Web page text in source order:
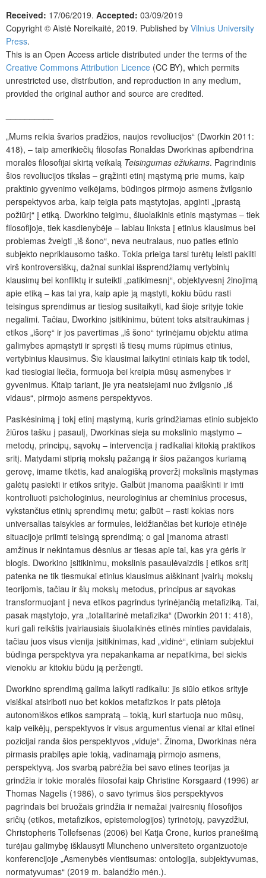
Received: 17/06/2019. Accepted: 03/09/2019
Copyright © Aistė Noreikaitė, 2019. Published by Vilnius University
Press.
This is an Open Access article distributed under the terms of the
Creative Commons Attribution Licence (CC BY), which permits
unrestricted use, distribution, and reproduction in any medium,
provided the original author and source are credited.
„Mums reikia švarios pradžios, naujos revoliucijos“ (Dworkin 2011:
418), – taip amerikiečių filosofas Ronaldas Dworkinas apibendrina
moralės filosofijai skirtą veikalą Teisingumas ežiukams. Pagrindinis
šios revoliucijos tikslas – grąžinti etinį mąstymą prie mums, kaip
praktinio gyvenimo veikėjams, būdingos pirmojo asmens žvilgsnio
perspektyvos arba, kaip teigia pats mąstytojas, apginti „įprastą
požiūrį“ į etiką. Dworkino teigimu, šiuolaikinis etinis mąstymas – tiek
filosofijoje, tiek kasdienybėje – labiau linksta į etinius klausimus bei
problemas žvelgti „iš šono“, neva neutralaus, nuo paties etinio
subjekto nepriklausomo taško. Tokia prieiga tarsi turėtų leisti pakilti
virš kontroversiškų, dažnai sunkiai išsprendžiamų vertybinių
klausimų bei konfliktų ir suteikti „patikimesnį“, objektyvesnį žinojimą
apie etiką – kas tai yra, kaip apie ją mąstyti, kokiu būdu rasti
teisingus sprendimus ar tiesiog susitaikyti, kad šioje srityje tokie
negalimi. Tačiau, Dworkino įsitikinimu, būtent toks atsitraukimas į
etikos „išorę“ ir jos pavertimas „iš šono“ tyrinėjamu objektu atima
galimybes apmąstyti ir spręsti iš tiesų mums rūpimus etinius,
vertybinius klausimus. Šie klausimai laikytini etiniais kaip tik todėl,
kad tiesiogiai liečia, formuoja bei kreipia mūsų asmenybes ir
gyvenimus. Kitaip tariant, jie yra neatsiejami nuo žvilgsnio „iš
vidaus“, pirmojo asmens perspektyvos.
Pasikėsinimą į tokį etinį mąstymą, kuris grindžiamas etinio subjekto
žiūros tašku į pasaulį, Dworkinas sieja su mokslinio mąstymo –
metodų, principų, sąvokų – intervencija į radikaliai kitokią praktikos
sritį. Matydami stiprią mokslų pažangą ir šios pažangos kuriamą
gerovę, imame tikėtis, kad analogišką proveržį mokslinis mąstymas
galėtų pasiekti ir etikos srityje. Galbūt įmanoma paaiškinti ir imti
kontroliuoti psichologinius, neurologinius ar cheminius procesus,
vykstančius etinių sprendimų metu; galbūt – rasti kokias nors
universalias taisykles ar formules, leidžiančias bet kurioje etinėje
situacijoje priimti teisingą sprendimą; o gal įmanoma atrasti
amžinus ir nekintamus dėsnius ar tiesas apie tai, kas yra gėris ir
blogis. Dworkino įsitikinimu, mokslinis pasaulėvaizdis į etikos sritį
patenka ne tik tiesmukai etinius klausimus aiškinant įvairių mokslų
teorijomis, tačiau ir šių mokslų metodus, principus ar sąvokas
transformuojant į neva etikos pagrindus tyrinėjančią metafiziką. Tai,
pasak mąstytojo, yra „totalitarinė metafizika“ (Dworkin 2011: 418),
kuri gali reikštis įvairiausiais šiuolaikinės etinės minties pavidalais,
tačiau juos visus vienija įsitikinimas, kad „vidinė“, etiniam subjektui
būdinga perspektyva yra nepakankama ar nepatikima, bei siekis
vienokiu ar kitokiu būdu ją peržengti.
Dworkino sprendimą galima laikyti radikaliu: jis siūlo etikos srityje
visiškai atsiriboti nuo bet kokios metafizikos ir pats plėtoja
autonomiškos etikos sampratą – tokią, kuri startuoja nuo mūsų,
kaip veikėjų, perspektyvos ir visus argumentus vienai ar kitai etinei
pozicijai randa šios perspektyvos „viduje“. Žinoma, Dworkinas nėra
pirmasis prabilęs apie tokią, vadinamąją pirmojo asmens,
perspektyvą. Jos svarbą pabrėžia bei savo etines teorijas ja
grindžia ir tokie moralės filosofai kaip Christine Korsgaard (1996) ar
Thomas Nagelis (1986), o savo tyrimus šios perspektyvos
pagrindais bei bruožais grindžia ir nemažai įvairesnių filosofijos
sričių (etikos, metafizikos, epistemologijos) tyrinėtojų, pavyzdžiui,
Christopheris Tollefsenas (2006) bei Katja Crone, kurios pranešimą
turėjau galimybę išklausyti Miuncheno universiteto organizuotoje
konferencijoje „Asmenybės vientisumas: ontologija, subjektyvumas,
normatyvumas“ (2019 m. balandžio mėn.).